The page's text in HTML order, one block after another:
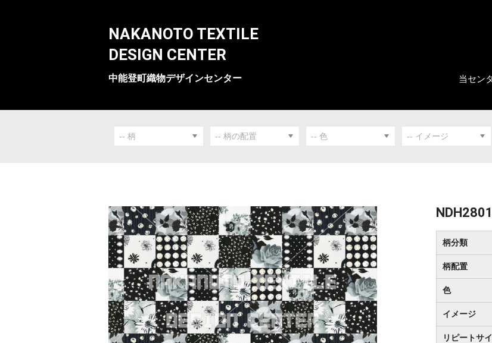
NAKANOTO TEXTILE
DESIGN CENTER
中能登町織物デザインセンター 当セン
柄分類
柄配置
色
イメージ
リピートサ